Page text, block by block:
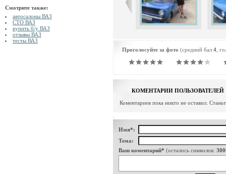
Смотрите также:
автосалоны ВАЗ
СТО ВАЗ
купить б/у ВАЗ
отзывы ВАЗ
тесты ВАЗ
Проголосуйте за фото (средний бал 4 ,
КОМЕНТАРИИ ПОЛЬЗОВАТЕЛЕЙ
Коментариев пока никто не оставил.
Имя*:
Тема:
Ваш коментарий* (осталось символов: